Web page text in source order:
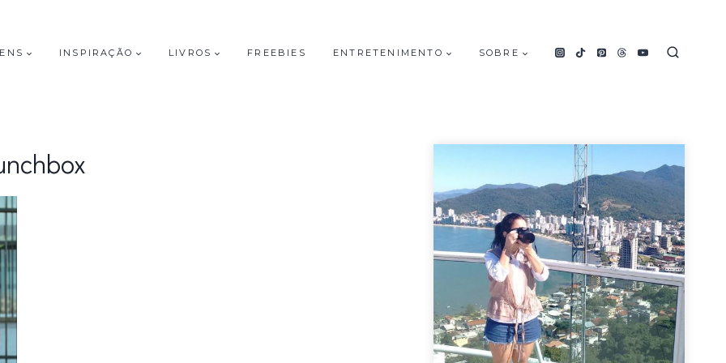
INSPIRAÇÃO LIVROS FREEBIES ENTRETENIMENTO SOBRE